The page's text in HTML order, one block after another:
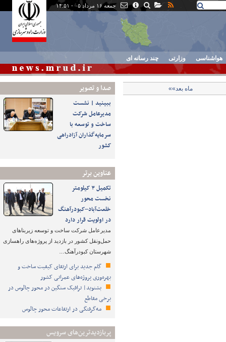
جمعه ۱۶ مرداد ۰۵ - ۱۴:۵۱
هواشناسی وزارتی چند رسانه ای
صدا و تصوير
ببینید | نشست
مدیرعامل شرکت
ساخت و توسعه با
سرمایه‌گذاران آزادراهی
کشور
عناوین برتر
تکمیل ۳ کیلومتر
نخست محور
خلعت‌آباد–کبودرآهنگ
در اولویت قرار دارد
مدیرعامل شرکت ساخت و توسعه زیربناهای
حمل‌ونقل کشور در بازدید از پروژه‌های راهسازی
شهرستان کبودرآهنگ…
گام جدید برای ارتقای کیفیت ساخت و
بهره‌وری پروژه‌های عمرانی کشور
بشنوید| ترافیک سنگین در محور چالوس در
برخی مقاطع
مه‌گرفتگی در ارتفاعات محور چالوس
پربازدیدترین‌های سرویس
ماه بعد»»